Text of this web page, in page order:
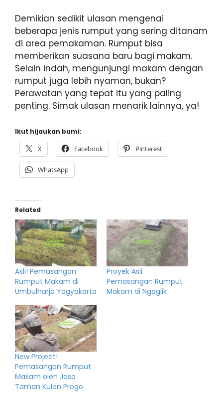
Demikian sedikit ulasan mengenai
beberapa jenis rumput yang sering ditanam
di area pemakaman. Rumput bisa
memberikan suasana baru bagi makam.
Selain indah, mengunjungi makam dengan
rumput juga lebih nyaman, bukan?
Perawatan yang tepat itu yang paling
penting. Simak ulasan menarik lainnya, ya!
Ikut hijaukan bumi:
X Facebook Pinterest
WhatsApp
Related
Asli! Pemasangan
Rumput Makam di
Umbulharjo Yogyakarta
Proyek Asli
Pemasangan Rumput
Makam di Ngaglik
New Project!
Pemasangan Rumput
Makam oleh Jasa
Taman Kulon Progo